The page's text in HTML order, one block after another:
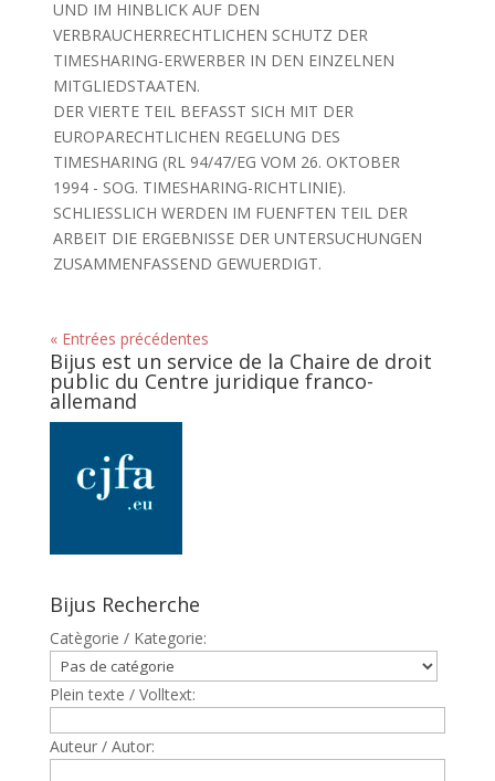
UND IM HINBLICK AUF DEN
VERBRAUCHERRECHTLICHEN SCHUTZ DER
TIMESHARING-ERWERBER IN DEN EINZELNEN
MITGLIEDSTAATEN.
DER VIERTE TEIL BEFASST SICH MIT DER
EUROPARECHTLICHEN REGELUNG DES
TIMESHARING (RL 94/47/EG VOM 26. OKTOBER
1994 - SOG. TIMESHARING-RICHTLINIE).
SCHLIESSLICH WERDEN IM FUENFTEN TEIL DER
ARBEIT DIE ERGEBNISSE DER UNTERSUCHUNGEN
ZUSAMMENFASSEND GEWUERDIGT.
« Entrées précédentes
Bijus est un service de la Chaire de droit
public du Centre juridique franco-
allemand
Bijus Recherche
Catègorie / Kategorie:
Plein texte / Volltext:
Auteur / Autor: